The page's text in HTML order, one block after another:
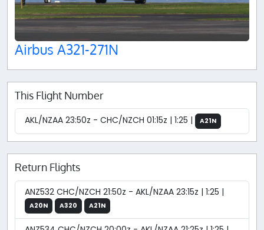
Airbus A321-271N
This Flight Number
AKL/NZAA 23:50z - CHC/NZCH 01:15z | 1:25 | A21N
Return Flights
ANZ532 CHC/NZCH 21:50z - AKL/NZAA 23:15z | 1:25 |
A20N A320 A21N